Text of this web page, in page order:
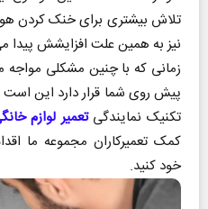
تلاش بیشتری برای خنک کردن
نیز به همین علت افزایشش پیدا
زمانی که با چنین مشکلی مواجه
پیش روی شما قرار دارد این
تکنیک نمایندگیتعمیر لوازم
کمک تعمیرکاران مجموعه ما
خود کنید.